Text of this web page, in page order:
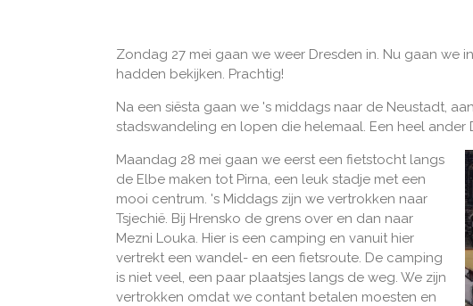
Zondag 27 mei gaan we weer Dresden in. Nu gaan
hadden bekijken. Prachtig!
Na een siësta gaan we 's middags naar de Neustadt,
stadswandeling en lopen die helemaal. Een heel ander
Maandag 28 mei gaan we eerst een fietstocht langs
de Elbe maken tot Pirna, een leuk stadje met een
mooi centrum. 's Middags zijn we vertrokken naar
Tsjechië. Bij Hrensko de grens over en dan naar
Mezni Louka. Hier is een camping en vanuit hier
vertrekt een wandel- en een fietsroute. De camping
is niet veel, een paar plaatsjes langs de weg. We zijn
vertrokken omdat we contant betalen moesten en